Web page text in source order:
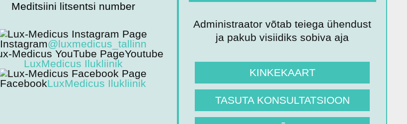
Meditsiini litsentsi number
Instagram@luxmedicus_tallinn
Youtube
LuxMedicus Ilukliinik
FacebookLuxMedicus Ilukliinik
Administraator võtab teiega ühendust
ja pakub visiidiks sobiva aja
KINKEKAART
TASUTA KONSULTATSIOON